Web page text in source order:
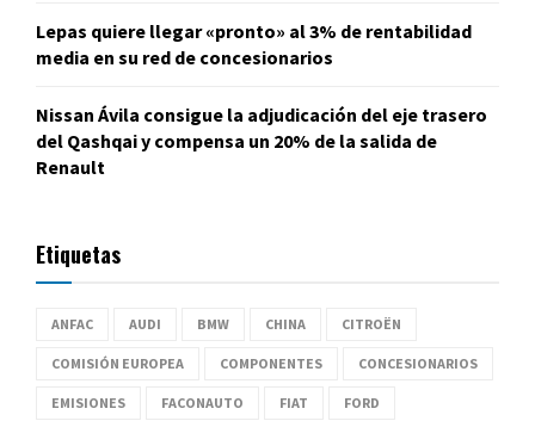
Lepas quiere llegar «pronto» al 3% de rentabilidad
media en su red de concesionarios
Nissan Ávila consigue la adjudicación del eje trasero
del Qashqai y compensa un 20% de la salida de
Renault
Etiquetas
ANFAC AUDI BMW CHINA CITROËN
COMISIÓN EUROPEA COMPONENTES CONCESIONARIOS
EMISIONES FACONAUTO FIAT FORD